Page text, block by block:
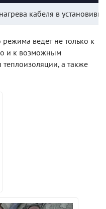
кабеля в
ведет не только к
и к возможным
а также